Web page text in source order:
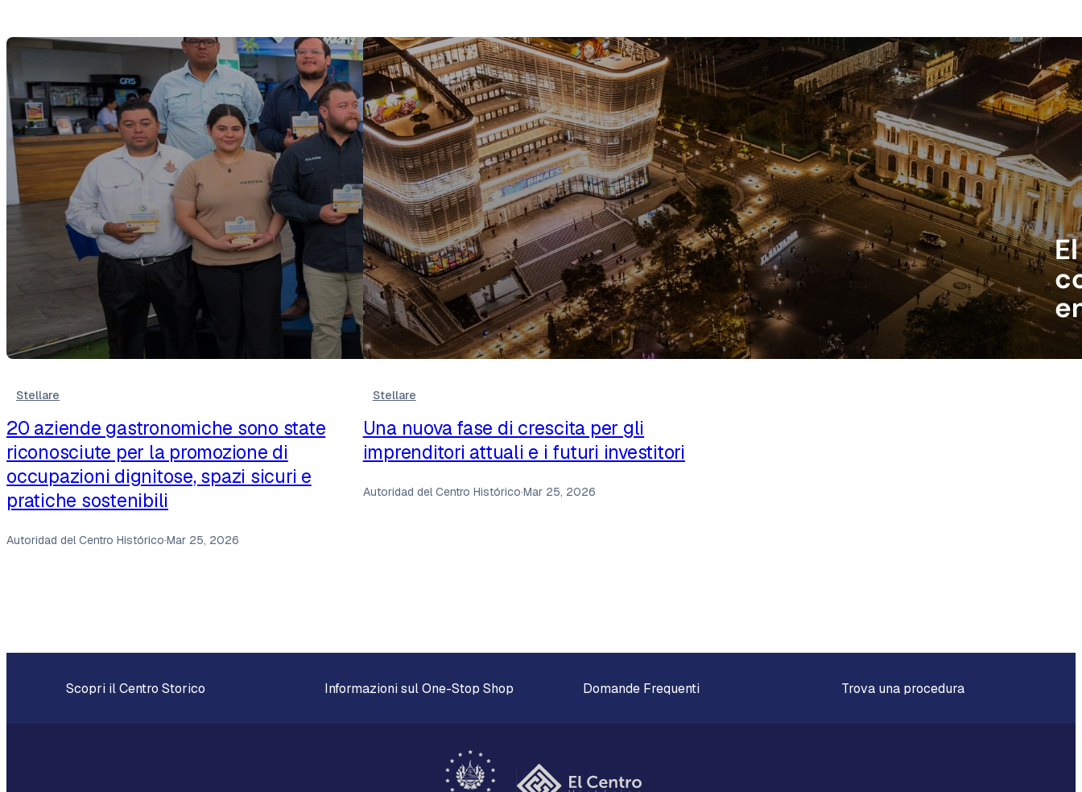
Stellare
20 aziende gastronomiche sono state
riconosciute per la promozione di
occupazioni dignitose, spazi sicuri e
pratiche sostenibili
Autoridad del Centro Histórico·Mar 25, 2026
Stellare
Una nuova fase di crescita per gli
imprenditori attuali e i futuri investitori
Autoridad del Centro Histórico·Mar 25, 2026
Scopri il Centro Storico Informazioni sul One-Stop Shop Domande Frequenti Trova una procedura